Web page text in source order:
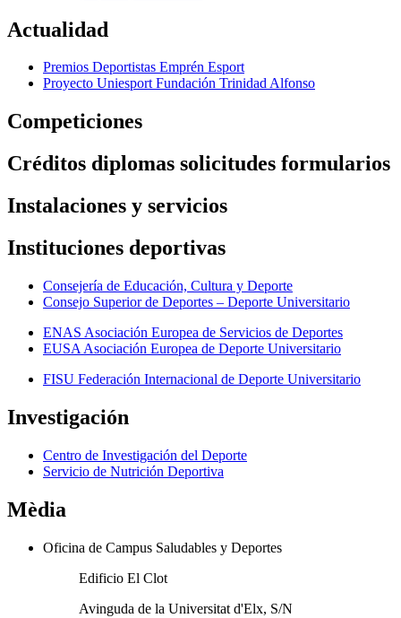
Actualidad
Premios Deportistas Emprén Esport
Proyecto Uniesport Fundación Trinidad Alfonso
Competiciones
Créditos diplomas solicitudes formularios
Instalaciones y servicios
Instituciones deportivas
Consejería de Educación, Cultura y Deporte
Consejo Superior de Deportes – Deporte Universitario
ENAS Asociación Europea de Servicios de Deportes
EUSA Asociación Europea de Deporte Universitario
FISU Federación Internacional de Deporte Universitario
Investigación
Centro de Investigación del Deporte
Servicio de Nutrición Deportiva
Mèdia
Oficina de Campus Saludables y Deportes
Edificio El Clot
Avinguda de la Universitat d'Elx, S/N